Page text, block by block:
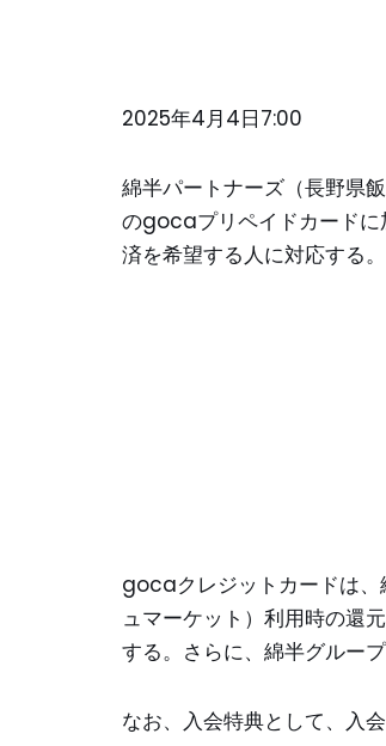
2025年4月4日7:00
綿半パートナーズ（長野県
のgocaプリペイドカードに
済を希望する人に対応する。
gocaクレジットカードは、
ュマーケット）利用時の還
する。さらに、綿半グルー
なお、入会特典として、入